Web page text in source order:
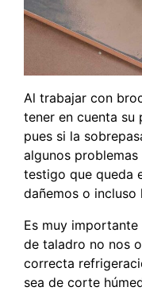
Al trabajar con
tener en cuenta
pues si la
algunos
testigo que queda
dañemos o incluso
Es muy
de taladro no nos
correcta
sea de corte